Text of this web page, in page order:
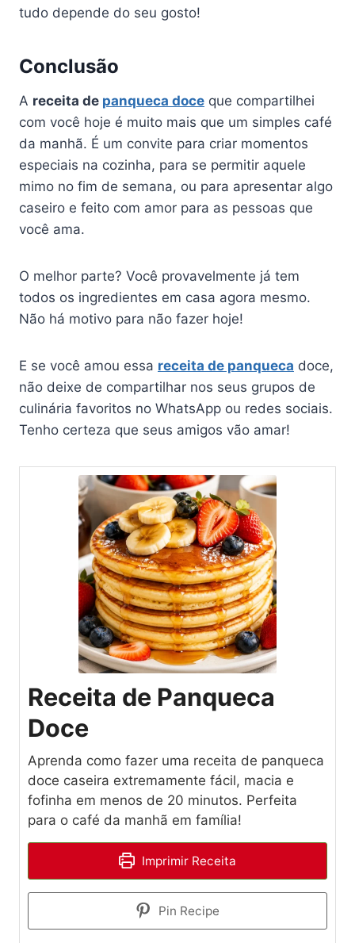
tudo depende do seu gosto!
Conclusão
A receita de panqueca doce que compartilhei
com você hoje é muito mais que um simples café
da manhã. É um convite para criar momentos
especiais na cozinha, para se permitir aquele
mimo no fim de semana, ou para apresentar algo
caseiro e feito com amor para as pessoas que
você ama.
O melhor parte? Você provavelmente já tem
todos os ingredientes em casa agora mesmo.
Não há motivo para não fazer hoje!
E se você amou essa receita de panqueca doce,
não deixe de compartilhar nos seus grupos de
culinária favoritos no WhatsApp ou redes sociais.
Tenho certeza que seus amigos vão amar!
Receita de Panqueca
Doce
Aprenda como fazer uma receita de panqueca
doce caseira extremamente fácil, macia e
fofinha em menos de 20 minutos. Perfeita
para o café da manhã em família!
Imprimir Receita
Pin Recipe